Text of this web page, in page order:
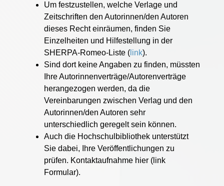
Um festzustellen, welche Verlage und
Zeitschriften den Autorinnen/den Autoren
dieses Recht einräumen, finden Sie
Einzelheiten und Hilfestellung in der
SHERPA-Romeo-Liste ( link).
Sind dort keine Angaben zu finden, müssten
Ihre Autorinnenverträge/Autorenverträge
herangezogen werden, da die
Vereinbarungen zwischen Verlag und den
Autorinnen/den Autoren sehr
unterschiedlich geregelt sein können.
Auch die Hochschulbibliothek unterstützt
Sie dabei, Ihre Veröffentlichungen zu
prüfen. Kontaktaufnahme hier (link
Formular).